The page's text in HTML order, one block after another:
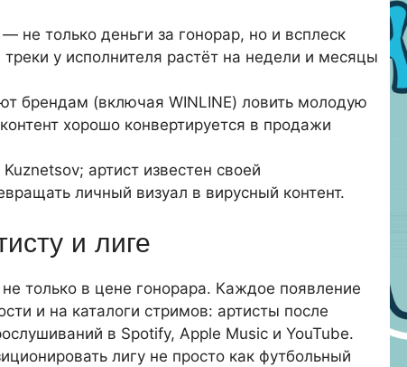
не только деньги за гонорар, но и всплеск
у исполнителя растёт на недели и месяцы
брендам (включая WINLINE) ловить молодую
хорошо конвертируется в продажи
артист известен своей
личный визуал в вирусный контент.
и лиге
только в цене гонорара. Каждое появление
и на каталоги стримов: артисты после
в Spotify, Apple Music и YouTube.
лигу не просто как футбольный